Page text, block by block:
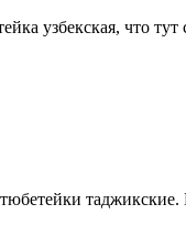
узбекская, что тут